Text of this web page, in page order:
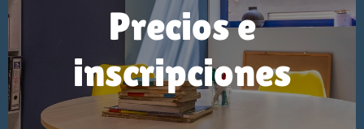
Precios e
inscripciones